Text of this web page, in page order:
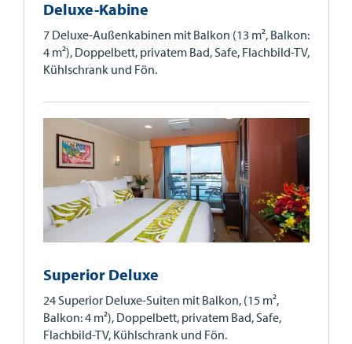
Deluxe-Kabine
7 Deluxe-Außenkabinen mit Balkon (13 m², Balkon:
4 m²), Doppelbett, privatem Bad, Safe, Flachbild-TV,
Kühlschrank und Fön.
Superior Deluxe
24 Superior Deluxe-Suiten mit Balkon, (15 m²,
Balkon: 4 m²), Doppelbett, privatem Bad, Safe,
Flachbild-TV, Kühlschrank und Fön.